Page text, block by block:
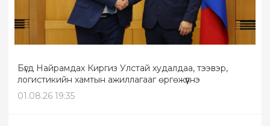
Бүгд Найрамдах Киргиз Улстай худалдаа, тээвэр,
логистикийн хамтын ажиллагааг өргөжүүлнэ
01.08.26 19:35